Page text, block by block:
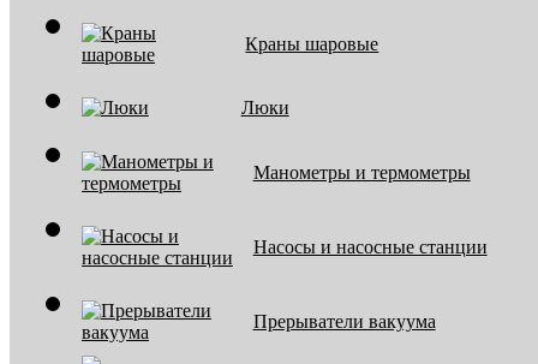
Краны шаровые
Люки
Манометры и термометры
Насосы и насосные станции
Прерыватели вакуума